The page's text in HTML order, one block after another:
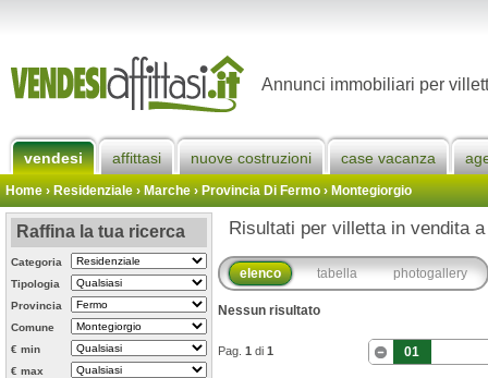
Annunci immobiliari per
vendesi affittasi nuove costruzioni case vacanza
Home› Residenziale › Marche ›Provincia Di Fermo›Montegiorgio
Raffina la tua ricerca
Categoria
Tipologia
Provincia
Comune
€ min
€ max
Risultati per villetta in vendita
elenco tabella photogallery
Nessun risultato
Pag. 1 di 1 01